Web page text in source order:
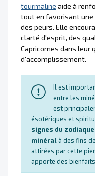
tourmaline aide à
tout en favorisant
des peurs. Elle
clarté d'esprit, des
Capricornes dans
d'accomplissement.
Il est
entre les
est
ésotériques et
signes du zodiaque
minéralà des fins
attirées par cette
apporte des